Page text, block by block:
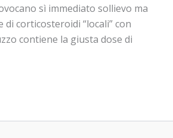
sì immediato sollievo ma
corticosteroidi “locali” con
contiene la giusta dose di